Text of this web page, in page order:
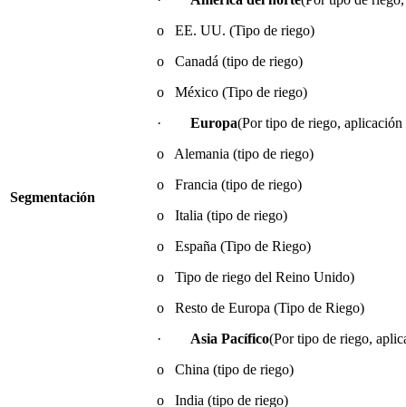
Segmentación
o EE. UU. (Tipo de riego)
o Canadá (tipo de riego)
o México (Tipo de riego)
· Europa(Por tipo de riego, aplicación
o Alemania (tipo de riego)
o Francia (tipo de riego)
o Italia (tipo de riego)
o España (Tipo de Riego)
o Tipo de riego del Reino Unido)
o Resto de Europa (Tipo de Riego)
· Asia Pacífico(Por tipo de riego,
o China (tipo de riego)
o India (tipo de riego)